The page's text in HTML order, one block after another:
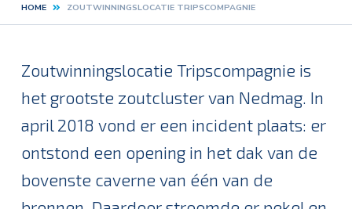
Kruimelpad
HOME ZOUTWINNINGSLOCATIE TRIPSCOMPAGNIE
Zoutwinningslocatie Tripscompagnie is
het grootste zoutcluster van Nedmag. In
april 2018 vond er een incident plaats: er
ontstond een opening in het dak van de
bovenste caverne van één van de